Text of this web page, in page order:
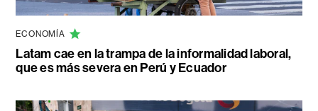
ECONOMÍA
Latam cae en la trampa de la informalidad laboral,
que es más severa en Perú y Ecuador